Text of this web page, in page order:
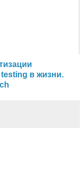
в жизни.